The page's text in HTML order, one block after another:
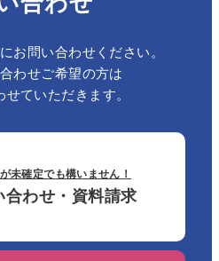
お問い合わせください。
わせご希望の方は
ていただきます。
未確定でも構いません！
合わせ・資料請求